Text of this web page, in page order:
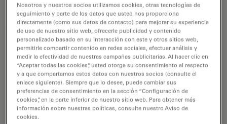
REQUEST FOR QUOTE
Encuentre la solución ideal. Explore
nuestroBuscador de Objetivos,
compare alternativas y encuentre la
opción que mejor se adapte a sus
necesidades.
Nosotros y nuestros socios utilizamos cookies, otras tecnologías de
seguimiento y parte de los datos que usted nos proporciona
directamente (como sus datos de contacto) para mejorar su experiencia
de uso de nuestro sitio web, ofrecerle publicidad y contenido
personalizado basado en su interacción con este y otros sitios web,
permitirle compartir contenido en redes sociales, efectuar análisis y
medir la efectividad de nuestras campañas publicitarias. Al hacer clic en
“Aceptar todas las cookies”, usted otorga su consentimiento al respecto
y a que compartamos estos datos con nuestros socios (consulte el
enlace siguiente). Siempre que lo desee, puede cambiar sus
preferencias de consentimiento en la sección “Configuración de
cookies”, en la parte inferior de nuestro sitio web. Para obtener más
información sobre nuestras políticas, consulte nuestro Aviso de
cookies.